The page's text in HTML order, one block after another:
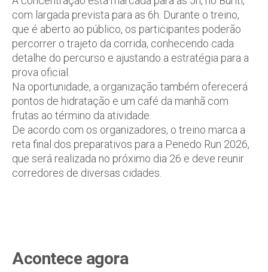
com largada prevista para as 6h. Durante o treino,
que é aberto ao público, os participantes poderão
percorrer o trajeto da corrida, conhecendo cada
detalhe do percurso e ajustando a estratégia para a
prova oficial.
Na oportunidade, a organização também oferecerá
pontos de hidratação e um café da manhã com
frutas ao término da atividade.
De acordo com os organizadores, o treino marca a
reta final dos preparativos para a Penedo Run 2026,
que será realizada no próximo dia 26 e deve reunir
corredores de diversas cidades.
Acontece agora